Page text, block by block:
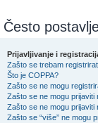
Često
Prijavljivanje i
Zašto se trebam
Što je COPPA?
Zašto se ne mogu
Zašto se ne mogu prijaviti
Zašto se ne mogu prijaviti
Zašto se “više” ne mogu